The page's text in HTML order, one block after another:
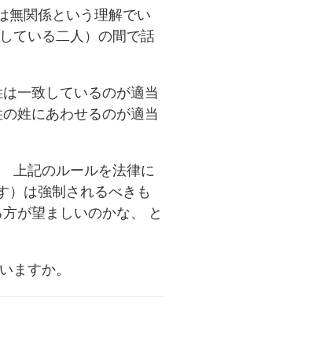
無関係という理解でい
ている二人）の間で話
一致しているのが適当
姓にあわせるのが適当
上記のルールを法律に
）は強制されるべきも
が望ましいのかな、 と
ますか。